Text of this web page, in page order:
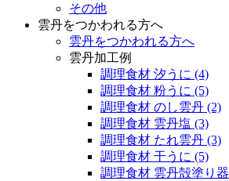
その他
雲丹をつかわれる方へ
雲丹をつかわれる方へ
雲丹加工例
調理食材 汐うに (4)
調理食材 粉うに (5)
調理食材 のし雲丹 (2)
調理食材 雲丹塩 (3)
調理食材 たれ雲丹 (3)
調理食材 干うに (5)
調理食材 雲丹殻塗り器